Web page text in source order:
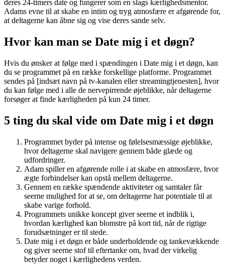
deres 24-timers date og fungerer som en slags kærlighedsmentor.
Adams evne til at skabe en intim og tryg atmosfære er afgørende for,
at deltagerne kan åbne sig og vise deres sande selv.
Hvor kan man se Date mig i et døgn?
Hvis du ønsker at følge med i spændingen i Date mig i et døgn, kan
du se programmet på en række forskellige platforme. Programmet
sendes på [indsæt navn på tv-kanalen eller streamingtjenesten], hvor
du kan følge med i alle de nervepirrende øjeblikke, når deltagerne
forsøger at finde kærligheden på kun 24 timer.
5 ting du skal vide om Date mig i et døgn
Programmet byder på intense og følelsesmæssige øjeblikke,
hvor deltagerne skal navigere gennem både glæde og
udfordringer.
Adam spiller en afgørende rolle i at skabe en atmosfære, hvor
ægte forbindelser kan opstå mellem deltagerne.
Gennem en række spændende aktiviteter og samtaler får
seerne mulighed for at se, om deltagerne har potentiale til at
skabe varige forhold.
Programmets unikke koncept giver seerne et indblik i,
hvordan kærlighed kan blomstre på kort tid, når de rigtige
forudsætninger er til stede.
Date mig i et døgn er både underholdende og tankevækkende
og giver seerne stof til eftertanke om, hvad der virkelig
betyder noget i kærlighedens verden.